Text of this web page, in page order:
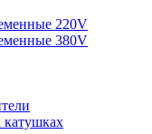
220V
380V
катушках